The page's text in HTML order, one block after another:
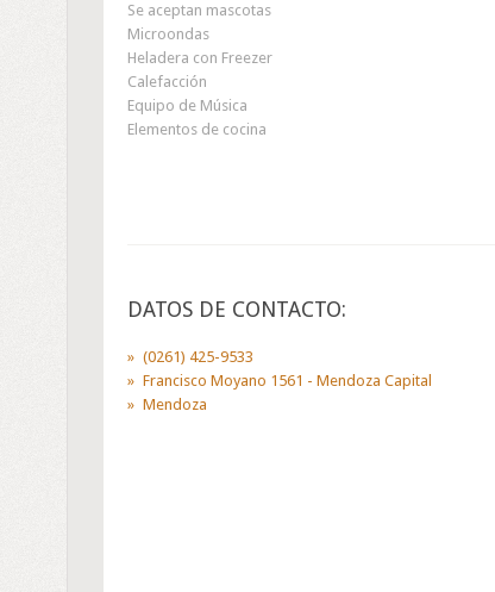
Se aceptan mascotas
Microondas
Heladera con Freezer
Calefacción
Equipo de Música
Elementos de cocina
DATOS DE CONTACTO:
(0261) 425-9533
Francisco Moyano 1561 - Mendoza Capital
Mendoza